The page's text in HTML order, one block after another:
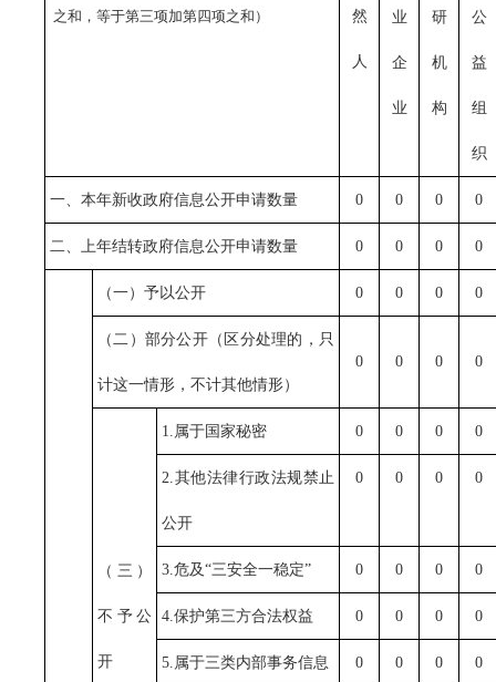
之和，等于第三项加第四项之和） 然
人
业
企
业
研
机
构
公
益
组
织
一、本年新收政府信息公开申请数量 0 0 0 0
二、上年结转政府信息公开申请数量 0 0 0 0
（一）予以公开 0 0 0 0
（二）部分公开（区分处理的，只
计这一情形，不计其他情形）
0 0 0 0
（三）
不予公
开
1.属于国家秘密 0 0 0 0
2.其他法律行政法规禁止
公开
0 0 0 0
3.危及“三安全一稳定” 0 0 0 0
4.保护第三方合法权益 0 0 0 0
5.属于三类内部事务信息 0 0 0 0